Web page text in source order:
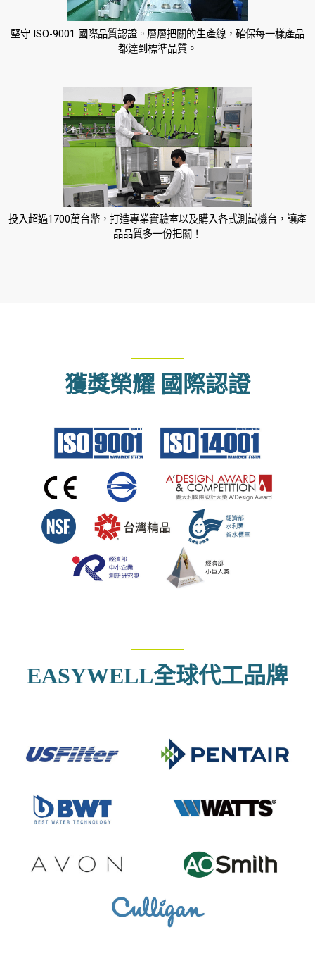
堅守 ISO-9001 國際品質認證。層層把關的生產線，確保每一樣產品
都達到標準品質。
投入超過1700萬台幣，打造專業實驗室以及購入各式測試機台，讓產
品品質多一份把關！
————
獲獎榮耀 國際認證
————
EASYWELL全球代工品牌